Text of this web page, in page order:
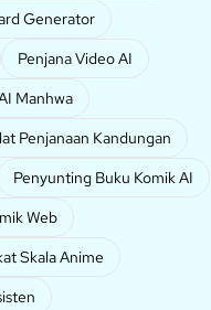
Generator
Penjana Video AI
Manhwa
Penjanaan Kandungan
Penyunting Buku Komik AI
Web
Skala Anime